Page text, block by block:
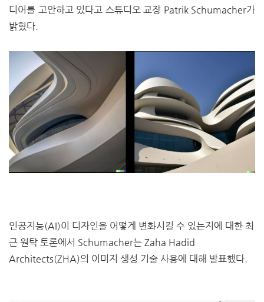
디어를 고안하고 있다고 스튜디오 교장 Patrik Schumacher가
밝혔다.
인공지능(AI)이 디자인을 어떻게 변화시킬 수 있는지에 대한 최
근 원탁 토론에서 Schumacher는 Zaha Hadid
Architects(ZHA)의 이미지 생성 기술 사용에 대해 발표했다.